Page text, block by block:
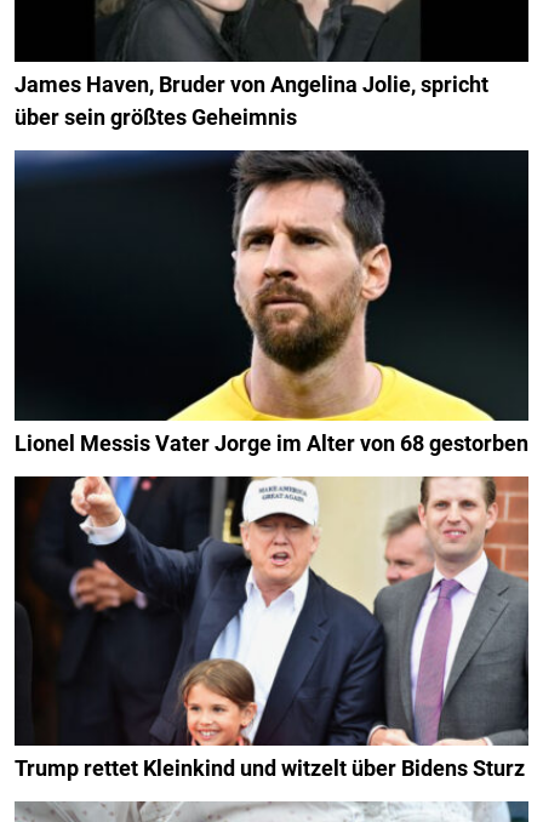
James Haven, Bruder von Angelina Jolie, spricht
über sein größtes Geheimnis
Lionel Messis Vater Jorge im Alter von 68 gestorben
Trump rettet Kleinkind und witzelt über Bidens Sturz